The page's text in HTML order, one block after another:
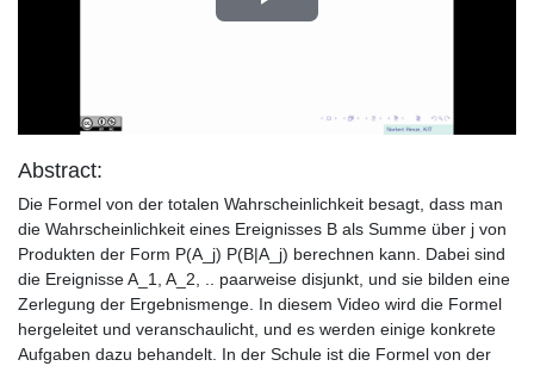
Play
Abstract:
Die Formel von der totalen Wahrscheinlichkeit besagt, dass man
die Wahrscheinlichkeit eines Ereignisses B als Summe über j von
Produkten der Form P(A_j) P(B|A_j) berechnen kann. Dabei sind
die Ereignisse A_1, A_2, .. paarweise disjunkt, und sie bilden eine
Zerlegung der Ergebnismenge. In diesem Video wird die Formel
hergeleitet und veranschaulicht, und es werden einige konkrete
Aufgaben dazu behandelt. In der Schule ist die Formel von der